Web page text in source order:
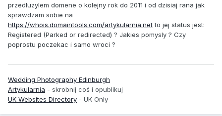
przedluzylem domene o kolejny rok do 2011 i od dzisiaj rana jak
sprawdzam sobie na
https://whois.domaintools.com/artykularnia.netto jej status jest:
Registered (Parked or redirected) ? Jakies pomysly ? Czy
poprostu poczekac i samo wroci ?
Wedding Photography Edinburgh
Artykularnia - skrobnij coś i opublikuj
UK Websites Directory - UK Only